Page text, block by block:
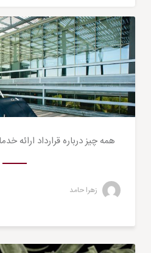
همه چیز درباره قرارداد ارائه
زهرا حامد